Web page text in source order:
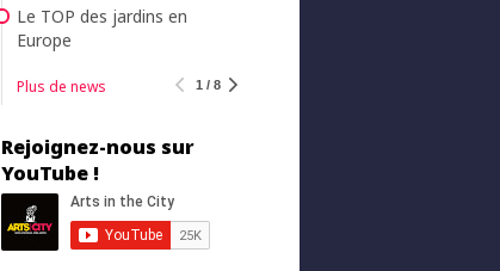
Le TOP des jardins en
Europe
Plus de news 1 / 8
Rejoignez-nous sur
YouTube !